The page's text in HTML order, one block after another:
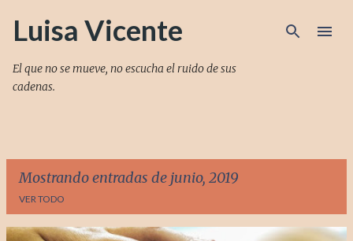
Ir al contenido principal
Luisa Vicente
El que no se mueve, no escucha el ruido de sus
cadenas.
Mostrando entradas de junio, 2019
VER TODO